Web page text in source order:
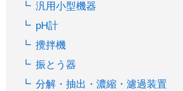
汎用小型機器
pH計
攪拌機
振とう器
分解・抽出・濃縮・濾過装置